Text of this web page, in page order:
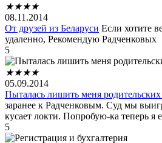
★★★★
08.11.2014
От друзей из Беларуси Если хотите
удаленно, Рекомендую Радченковых
5
★★★★
05.09.2014
Пыталась лишить меня родительских
заранее к Радченковым. Суд мы
кусает локти. Попробую-ка теперь я
5